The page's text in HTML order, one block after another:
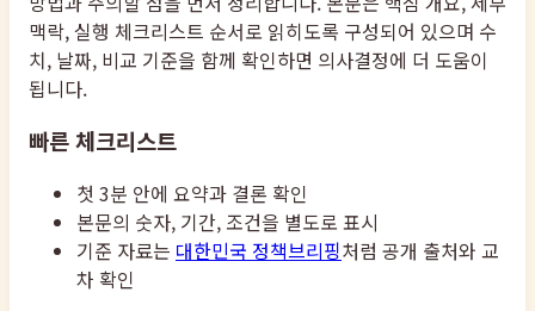
맥락, 실행 체크리스트 순서로 읽히도록 구성되어 있으며 수
치, 날짜, 비교 기준을 함께 확인하면 의사결정에 더 도움이
됩니다.
빠른 체크리스트
첫 3분 안에 요약과 결론 확인
본문의 숫자, 기간, 조건을 별도로 표시
기준 자료는 대한민국 정책브리핑처럼 공개 출처와 교
차 확인